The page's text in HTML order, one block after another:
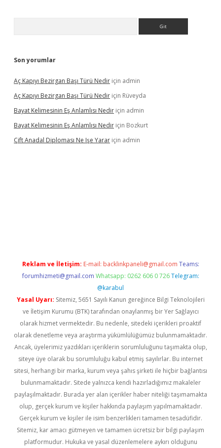
Son yorumlar
Aç Kapıyı Bezirgan Başı Türü Nedir için admin
Aç Kapıyı Bezirgan Başı Türü Nedir için Rüveyda
Bayat Kelimesinin Eş Anlamlısı Nedir için admin
Bayat Kelimesinin Eş Anlamlısı Nedir için Bozkurt
Çift Anadal Diploması Ne Işe Yarar için admin
Reklam ve İletişim: E-mail: backlinkpaneli@gmail.com Teams:
forumhizmeti@gmail.com Whatsapp: 0262 606 0 726 Telegram:
@karabul
Yasal Uyarı: Sitemiz, 5651 Sayılı Kanun gereğince Bilgi Teknolojileri
ve İletişim Kurumu (BTK) tarafından onaylanmış bir Yer Sağlayıcı
olarak hizmet vermektedir. Bu nedenle, sitedeki içerikleri proaktif
olarak denetleme veya araştırma yükümlülüğümüz bulunmamaktadır.
Ancak, üyelerimiz yazdıkları içeriklerin sorumluluğunu taşımakta olup,
siteye üye olarak bu sorumluluğu kabul etmiş sayılırlar. Bu internet
sitesi, herhangi bir marka, kurum veya şahıs şirketi ile hiçbir bağlantısı
bulunmamaktadır. Sitede yalnızca kendi hazırladığımız makaleler
paylaşılmaktadır. Burada yer alan içerikler haber niteliği taşımamakta
olup, gerçek kurum ve kişiler hakkında paylaşım yapılmamaktadır.
Gerçek kurum ve kişiler ile isim benzerlikleri tamamen tesadüfidir.
Sitemiz, kar amacı gütmeyen ve tamamen ücretsiz bir bilgi paylaşım
platformudur. Hukuka ve yasal düzenlemelere aykırı olduğunu